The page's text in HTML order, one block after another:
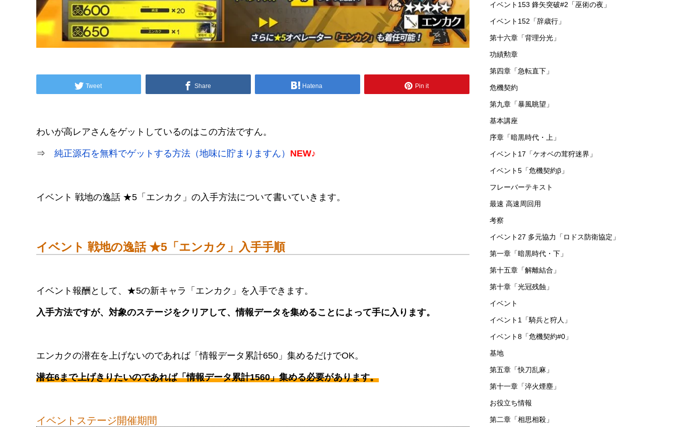
Tweet Share Hatena Pin it
わいが高レアさんをゲットしているのはこの方法ですん。
⇒ 純正源石を無料でゲットする方法（地味に貯まりますん） NEW♪
イベント 戦地の逸話 ★5「エンカク」の入手方法について書いていきます。
イベント 戦地の逸話 ★5「エンカク」入手手順
イベント報酬として、★5の新キャラ「エンカク」を入手できます。
入手方法ですが、対象のステージをクリアして、情報データを集めることによって手に入ります。
エンカクの潜在を上げないのであれば「情報データ累計650」集めるだけでOK。
潜在6まで上げきりたいのであれば「情報データ累計1560」集める必要があります。
イベントステージ開催期間
イベント153 鋒矢突破#2「巫術の夜」
イベント152「辞歳行」
第十六章「背理分光」
功績勲章
第四章「急転直下」
危機契約
第九章「暴風眺望」
基本講座
序章「暗黒時代・上」
イベント17「ケオベの茸狩迷界」
イベント5「危機契約β」
フレーバーテキスト
最速 高速周回用
考察
イベント27 多元協力「ロドス防衛協定」
第一章「暗黒時代・下」
第十五章「解離結合」
第十章「光冠残蝕」
イベント
イベント1「騎兵と狩人」
イベント8「危機契約#0」
基地
第五章「快刀乱麻」
第十一章「淬火煙塵」
お役立ち情報
第二章「相思相殺」